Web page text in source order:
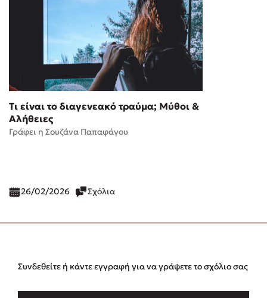
Τι είναι το διαγενεακό τραύμα; Μύθοι &
Αλήθειες
Γράφει η Σουζάνα Παπαφάγου
26/02/2026 Σχόλια
Συνδεθείτε ή κάντε εγγραφή για να γράψετε το σχόλιο σας